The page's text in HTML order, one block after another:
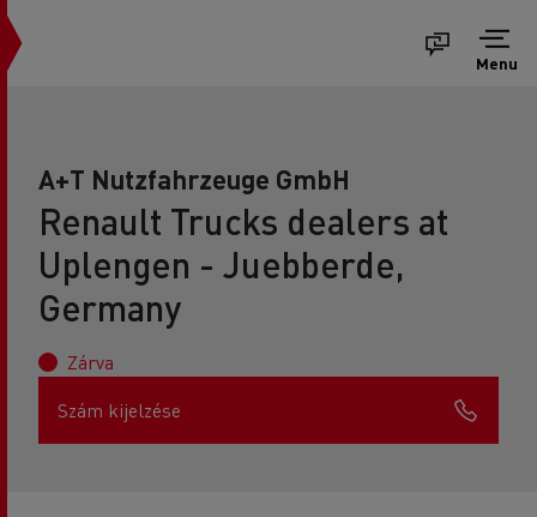
Menu
A+T Nutzfahrzeuge GmbH
Renault Trucks dealers at
Uplengen - Juebberde,
Germany
Zárva
Szám kijelzése